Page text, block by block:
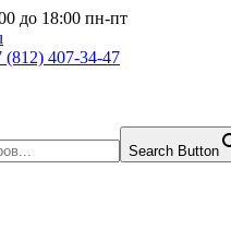
до 18:00 пн-пт
(812) 407-34-47
Search Button